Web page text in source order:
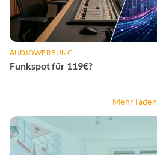
AUDIOWERBUNG
Funkspot für 119€?
Mehr laden